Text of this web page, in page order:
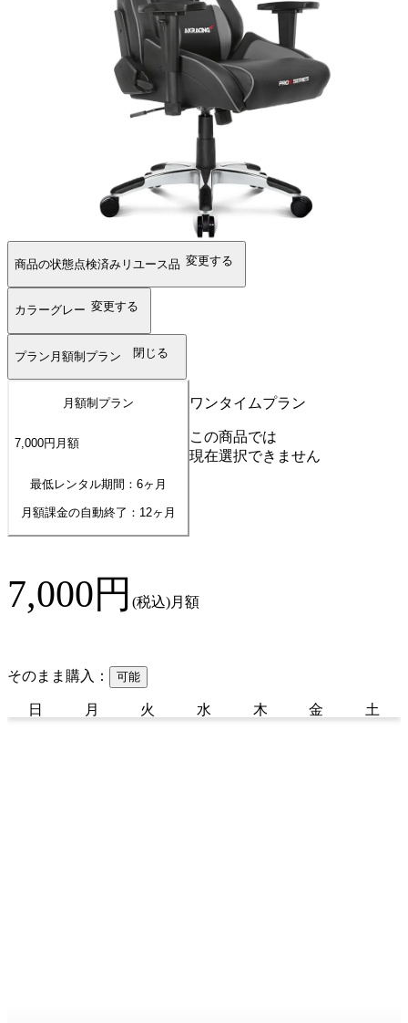
商品の状態点検済みリユース品 変更する
カラーグレー 変更する
プラン 月額制プラン 閉じる
月額制プラン
7,000円 月額
最低レンタル期間：6ヶ月
月額課金の自動終了： 12ヶ月
ワンタイムプラン
この商品では
現在選択できません
7,000円 (税込)月額
そのまま購入： 可能
日 月 火 水 木 金 土